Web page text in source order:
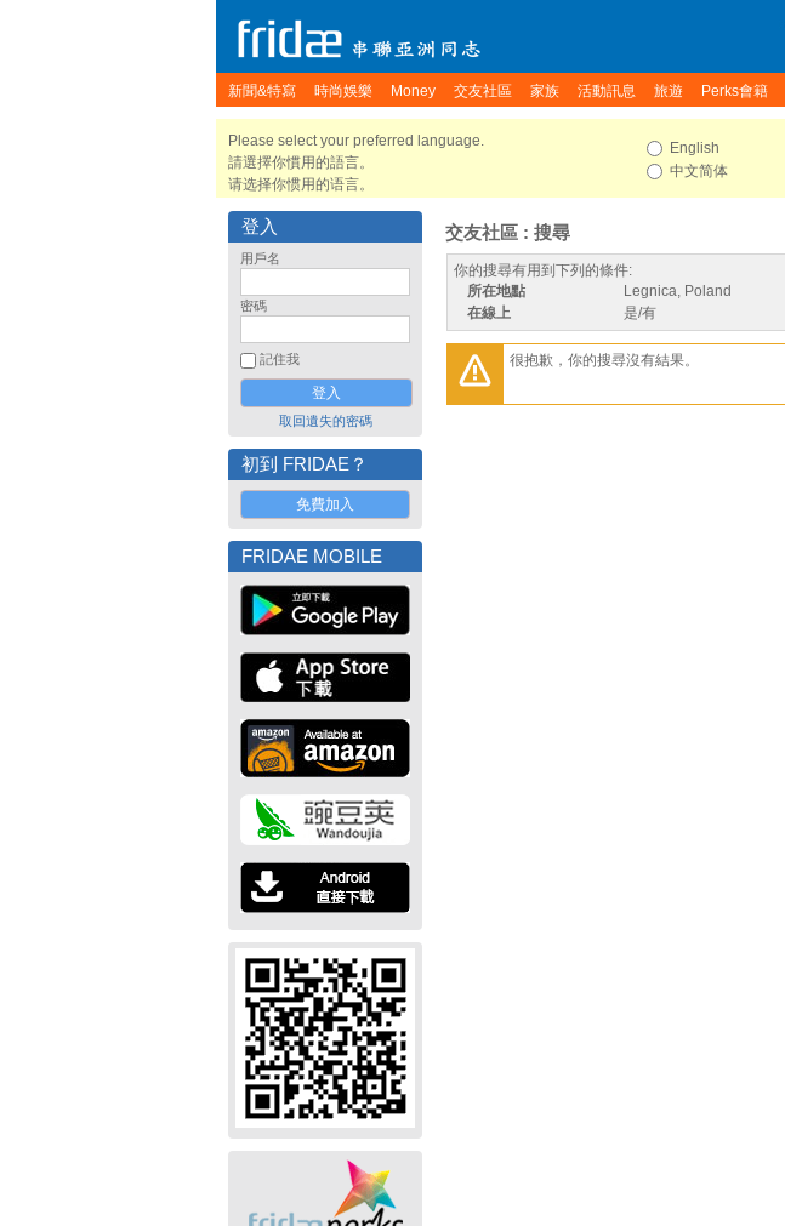
新聞&特寫 時尚娛樂 Money 交友社區 家族 活動訊息 旅遊 Perks會籍
Please select your preferred language.
請選擇你慣用的語言。
请选择你惯用的语言。
English
中文简体
登入
用戶名
密碼
記住我
取回遺失的密碼
初到 FRIDAE？
免費加入
FRIDAE MOBILE
交友社區 : 搜尋
你的搜尋有用到下列的條件:
所在地點
Legnica, Poland
在線上
是/有
很抱歉，你的搜尋沒有結果。